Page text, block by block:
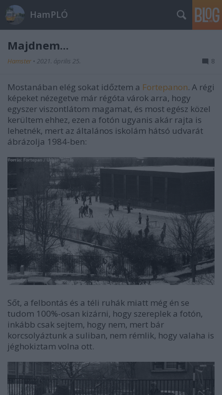
HamPLÓ
Majdnem...
Hamster • 2021. április 25. 8
Mostanában elég sokat időztem a Fortepanon. A régi
képeket nézegetve már régóta várok arra, hogy
egyszer viszontlátom magamat, és most egész közel
kerültem ehhez, ezen a fotón ugyanis akár rajta is
lehetnék, mert az általános iskolám hátsó udvarát
ábrázolja 1984-ben:
Sőt, a felbontás és a téli ruhák miatt még én se
tudom 100%-osan kizárni, hogy szereplek a fotón,
inkább csak sejtem, hogy nem, mert bár
korcsolyáztunk a suliban, nem rémlik, hogy valaha is
jéghokiztam volna ott.